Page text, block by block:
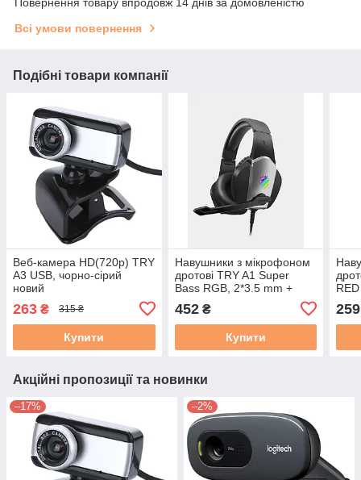
Всі умови повернення
Подібні товари компанії
Веб-камера HD(720p) TRY
A3 USB, чорно-сірий
новий
263 ₴ 315 ₴
Купити
Навушники з мікрофоном
дротові TRY A1 Super
Bass RGB, 2*3.5 mm +
452₴
Купити
259
Акційні пропозиції та новинки
–17% –2%